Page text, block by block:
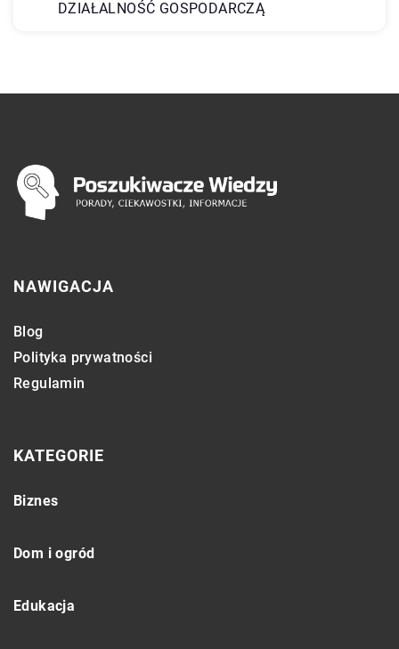
DZIAŁALNOŚĆ GOSPODARCZĄ
NAWIGACJA
Blog
Polityka prywatności
Regulamin
KATEGORIE
Biznes
Dom i ogród
Edukacja